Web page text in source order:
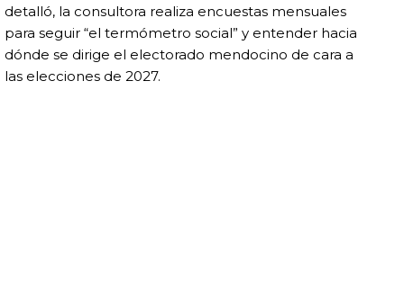
detalló, la consultora realiza encuestas mensuales
para seguir “el termómetro social” y entender hacia
dónde se dirige el electorado mendocino de cara a
las elecciones de 2027.